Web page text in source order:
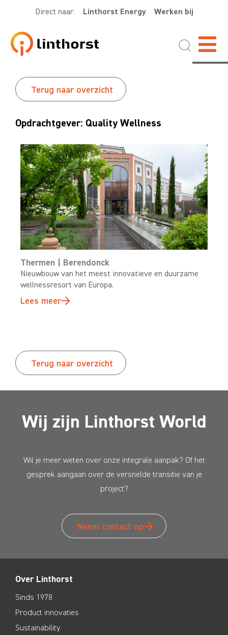
Direct naar: Linthorst Energy Werken bij
Terug naar overzicht
Opdrachtgever: Quality Wellness
Thermen | Berendonck
Nieuwbouw van het meest innovatieve en duurzame
wellnessresort van Europa.
Lees meer
Terug naar overzicht
Wij zijn Linthorst World
Wil je meer weten over onze integrale aanpak? Of het
gesprek aangaan over de versnelde transitie van je
project?
Neem contact op
Over Linthorst
Sinds 1978
Product innovaties
Sustainability